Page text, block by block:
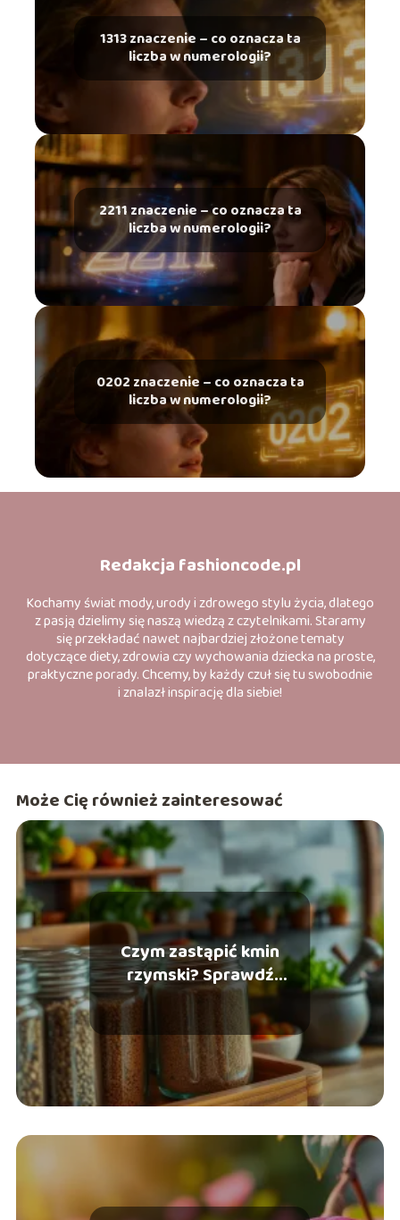
1313 znaczenie – co oznacza ta
liczba w numerologii?
2211 znaczenie – co oznacza ta
liczba w numerologii?
0202 znaczenie – co oznacza ta
liczba w numerologii?
Redakcja fashioncode.pl
Kochamy świat mody, urody i zdrowego stylu życia, dlatego
z pasją dzielimy się naszą wiedzą z czytelnikami. Staramy
się przekładać nawet najbardziej złożone tematy
dotyczące diety, zdrowia czy wychowania dziecka na proste,
praktyczne porady. Chcemy, by każdy czuł się tu swobodnie
i znalazł inspirację dla siebie!
Może Cię również zainteresować
Czym zastąpić kmin
rzymski? Sprawdź
najlepsze zamienniki!